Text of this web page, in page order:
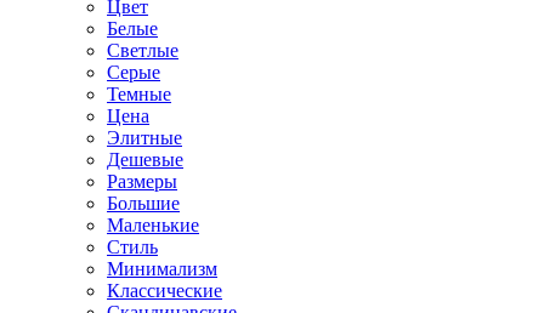
Цвет
Белые
Светлые
Серые
Темные
Цена
Элитные
Дешевые
Размеры
Большие
Маленькие
Стиль
Минимализм
Классические